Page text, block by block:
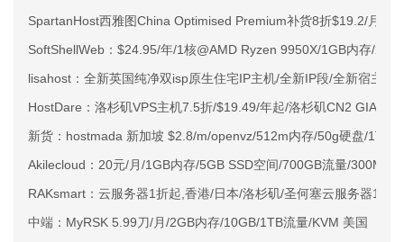
SpartanHost西雅图China Optimised Premium补货8折$19.2/月起
SoftShellWeb：$24.95/年/1核@AMD Ryzen 9950X/1GB内存/
lisahost：全新英国纯净双isp原生住宅IP主机/全新IP段/全新宿主机
HostDare：洛杉矶VPS主机7.5折/$19.49/年起/洛杉矶CN2 GIA/日
新货：hostmada 新加坡 $2.8/m/openvz/512m内存/50g硬盘/1T流
Akilecloud：20元/月/1GB内存/5GB SSD空间/700GB流量/
RAKsmart：云服务器1折起,香港/日本/洛杉矶/圣何塞云服务器129
中端：MyRSK 5.99刀/月/2GB内存/10GB/1TB流量/KVM 美国